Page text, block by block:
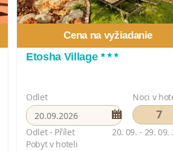
Cena na vyžiadanie
Etosha Village ***
Odlet Noci v
7
Odlet - Přílet
20. 09. - 29. 09.
Pobyt v hoteli